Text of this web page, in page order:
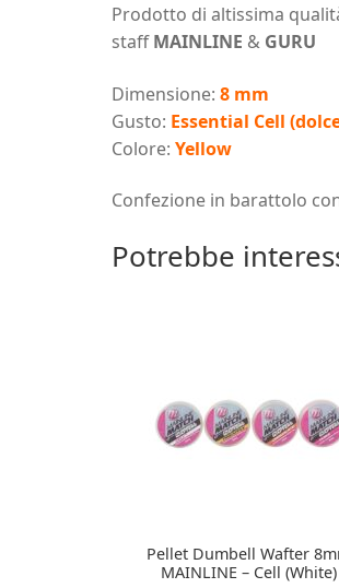
Prodotto di altissima
staffMAINLINE & GURU
Dimensione: 8 mm
Gusto: Essential Cell
Colore: Yellow
Confezione in barattolo
Potrebbe
Pellet Dumbell Wafter
MAINLINE – Cell (White)